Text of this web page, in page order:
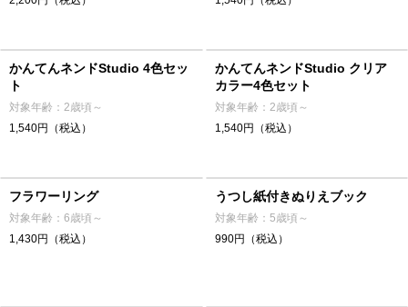
かんてんネンドStudio 4色セッ
ト
対象年齢：2歳頃～
1,540円（税込）
かんてんネンドStudio クリア
カラー4色セット
対象年齢：2歳頃～
1,540円（税込）
フラワーリング
対象年齢：6歳頃～
1,430円（税込）
うつし紙付きぬりえブック
対象年齢：5歳頃～
990円（税込）